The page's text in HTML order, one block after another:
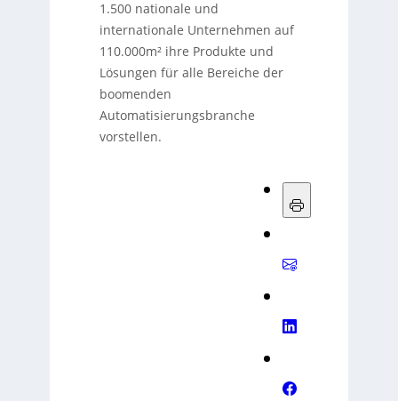
1.500 nationale und
internationale Unternehmen auf
110.000m² ihre Produkte und
Lösungen für alle Bereiche der
boomenden
Automatisierungsbranche
vorstellen.